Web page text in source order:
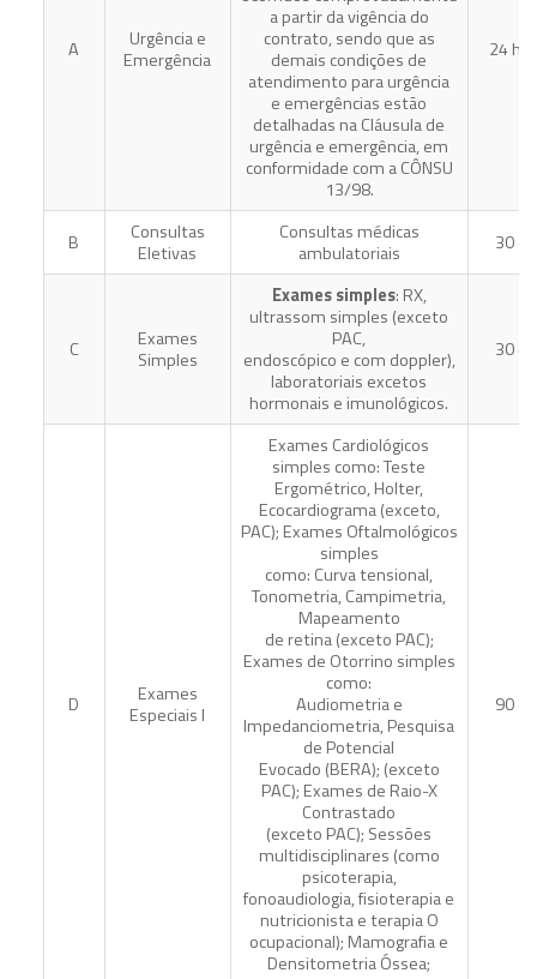
A
Urgência e
Emergência
a partir da vigência do
contrato, sendo que as
demais condições de
atendimento para urgência
e emergências estão
detalhadas na Cláusula de
urgência e emergência, em
conformidade com a CÔNSU
13/98.
24
B
Consultas
Eletivas
Consultas médicas
ambulatoriais
30
C
Exames
Simples
Exames simples: RX,
ultrassom simples (exceto
PAC,
endoscópico e com doppler),
laboratoriais excetos
hormonais e imunológicos.
30
D
Exames
Especiais I
Exames Cardiológicos
simples como: Teste
Ergométrico, Holter,
Ecocardiograma (exceto,
PAC); Exames Oftalmológicos
simples
como: Curva tensional,
Tonometria, Campimetria,
Mapeamento
de retina (exceto PAC);
Exames de Otorrino simples
como:
Audiometria e
Impedanciometria, Pesquisa
de Potencial
Evocado (BERA); (exceto
PAC); Exames de Raio-X
Contrastado
(exceto PAC); Sessões
multidisciplinares (como
psicoterapia,
fonoaudiologia, fisioterapia e
nutricionista e terapia O
ocupacional); Mamografia e
Densitometria Óssea;
90